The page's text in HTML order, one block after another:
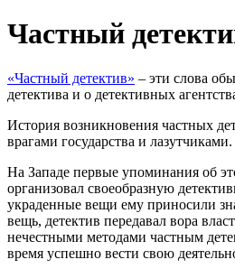
Частный
«Частный детектив» – эти слова
детектива и о детективных
История возникновения частных
врагами государства и
На Западе первые упоминания об
организовал своеобразную
украденные вещи ему приносили
вещь, детектив передавал вора
нечестными методами частным
время успешно вести свою